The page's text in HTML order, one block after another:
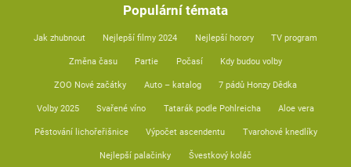
Populární témata
Jak zhubnout Nejlepší filmy 2024 Nejlepší horory TV program
Změna času Partie Počasí Kdy budou volby
ZOO Nové začátky Auto – katalog 7 pádů Honzy Dědka
Volby 2025 Svařené víno Tatarák podle Pohlreicha Aloe vera
Pěstování lichořeřišnice Výpočet ascendentu Tvarohové knedlíky
Nejlepší palačinky Švestkový koláč